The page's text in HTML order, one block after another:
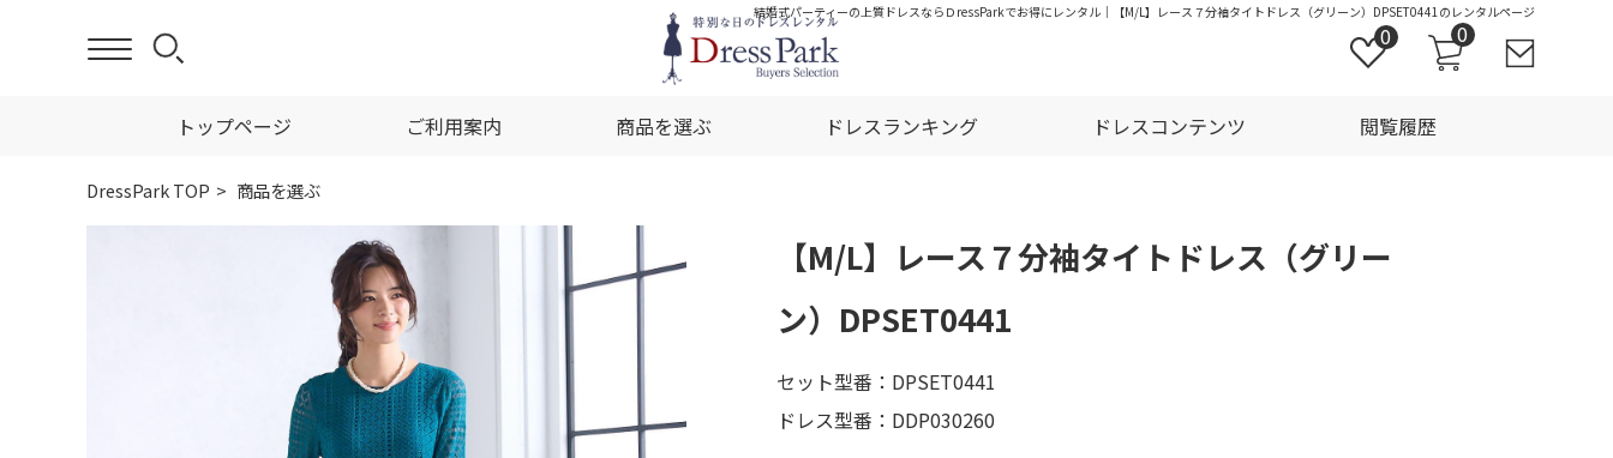
結婚式パーティーの上質ドレスならＤressParkでお得にレンタル｜【M/L】レース７分袖タイトドレス（グリーン）DPSET0441のレンタルページ
トップページ ご利用案内 商品を選ぶ ドレスランキング ドレスコンテンツ 閲覧履歴
0 0
DressPark TOP 商品を選ぶ
【M/L】レース７分袖タイトドレス（グリー
ン）DPSET0441
セット型番：DPSET0441
ドレス型番：DDP030260